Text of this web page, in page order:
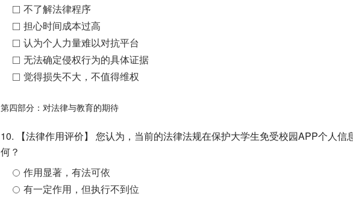
不了解法律程序
担心时间成本过高
认为个人力量难以对抗平台
无法确定侵权行为的具体证据
觉得损失不大，不值得维权
第四部分：对法律与教育的期待
10. 【法律作用评价】 您认为，当前的法律法规在保护大学生免受校园APP个人信
何？
作用显著，有法可依
有一定作用，但执行不到位